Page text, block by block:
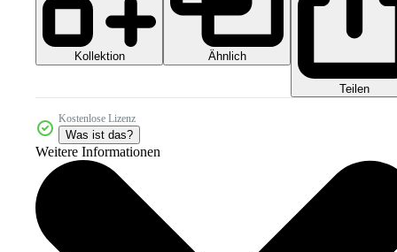
Kollektion Ähnlich
Teilen
Kostenlose Lizenz
Was ist das?
Weitere Informationen